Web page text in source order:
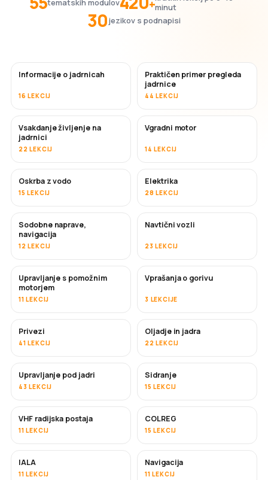
tematskih modulov +minut
30jezikov s podnapisi
Informacije o jadrnicah
16 LEKCIJ
Praktičen primer pregleda
jadrnice
44 LEKCIJ
Vsakdanje življenje na
jadrnici
22 LEKCIJ
Vgradni motor
14 LEKCIJ
Oskrba z vodo
15 LEKCIJ
Elektrika
28 LEKCIJ
Sodobne naprave,
navigacija
12 LEKCIJ
Navtični vozli
23 LEKCIJ
Upravljanje s pomožnim
motorjem
11 LEKCIJ
Vprašanja o gorivu
3 LEKCIJE
Privezi
41 LEKCIJ
Oljadje in jadra
22 LEKCIJ
Upravljanje pod jadri
43 LEKCIJ
Sidranje
15 LEKCIJ
VHF radijska postaja
11 LEKCIJ
COLREG
15 LEKCIJ
IALA
11 LEKCIJ
Navigacija
11 LEKCIJ